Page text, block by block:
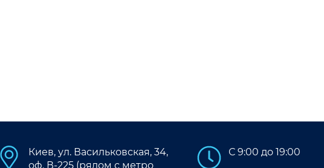
Киев, ул. Васильковская, 34,
оф. В-225 (рядом с метро
С 9:00 до 19:00